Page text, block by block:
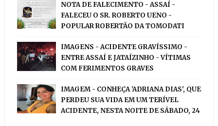
NOTA DE FALECIMENTO - ASSAÍ -
FALECEU O SR. ROBERTO UENO -
POPULAR ROBERTÃO DA TOMODATI
IMAGENS - ACIDENTE GRAVÍSSIMO -
ENTRE ASSAÍ E JATAÍZINHO - VÍTIMAS
COM FERIMENTOS GRAVES
IMAGEM - CONHEÇA 'ADRIANA DIAS', QUE
PERDEU SUA VIDA EM UM TERÍVEL
ACIDENTE, NESTA NOITE DE SÁBADO, 24